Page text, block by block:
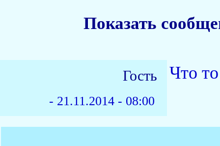
Показать
Гость
- 21.11.2014 - 08:00
Что